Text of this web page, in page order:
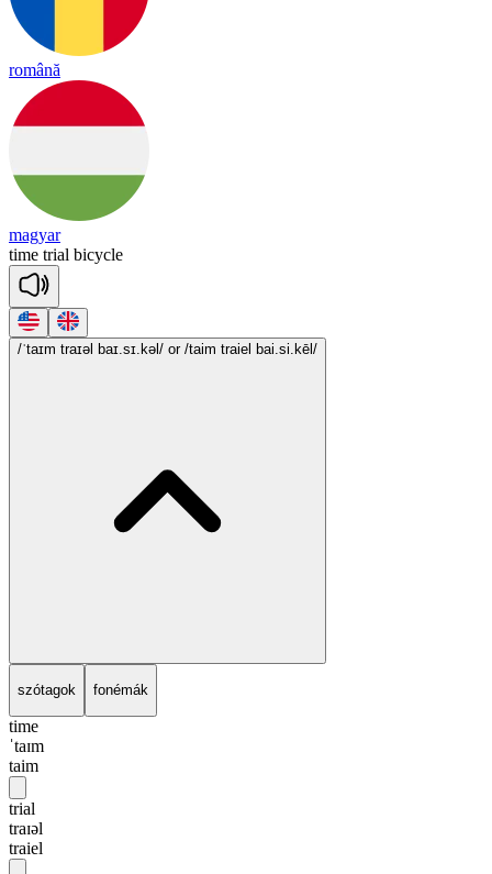
română
magyar
time trial bicycle
/ˈtaɪm traɪəl baɪ.sɪ.kəl/ or /taim traiel bai.si.kēl/
szótagok fonémák
time
ˈtaɪm
taim
trial
traɪəl
traiel